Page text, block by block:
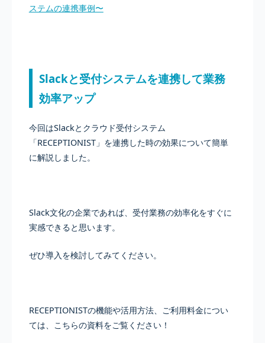
ステムの連携事例〜
Slackと受付システムを連携して業務
効率アップ
今回はSlackとクラウド受付システム
「RECEPTIONIST」を連携した時の効果について簡単
に解説しました。
Slack文化の企業であれば、受付業務の効率化をすぐに
実感できると思います。
ぜひ導入を検討してみてください。
RECEPTIONISTの機能や活用方法、ご利用料金につい
ては、こちらの資料をご覧ください！